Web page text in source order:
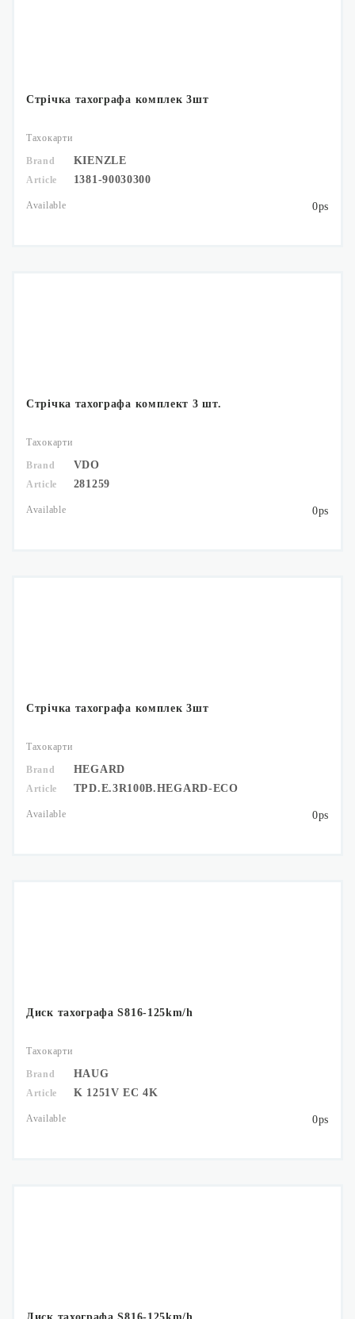
Стрічка тахографа комплек 3шт
Тахокарти
Brand KIENZLE
Article 1381-90030300
Available 0ps
Стрічка тахографа комплект 3 шт.
Тахокарти
Brand VDO
Article 281259
Available 0ps
Стрічка тахографа комплек 3шт
Тахокарти
Brand HEGARD
Article TPD.E.3R100B.HEGARD-ECO
Available 0ps
Диск тахографа S816-125km/h
Тахокарти
Brand HAUG
Article K 1251V EC 4K
Available 0ps